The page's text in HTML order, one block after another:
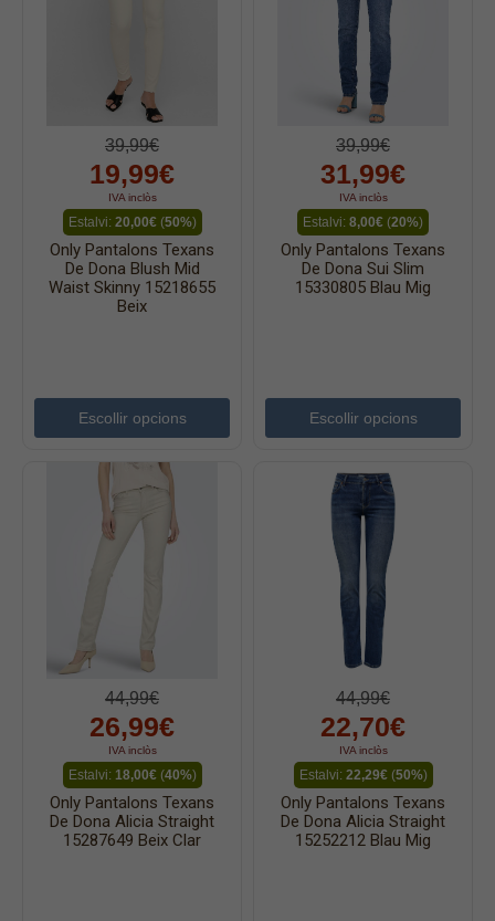
39,99€
19,99€
IVA inclòs
Estalvi: 20,00€(50%)
Only Pantalons Texans
De Dona Blush Mid
Waist Skinny 15218655
Beix
Escollir opcions
39,99€
31,99€
IVA inclòs
Estalvi: 8,00€ (20%)
Only Pantalons Texans
De Dona Sui Slim
15330805 Blau Mig
Escollir opcions
44,99€
26,99€
IVA inclòs
Estalvi: 18,00€(40%)
Only Pantalons Texans
De Dona Alicia Straight
15287649 Beix Clar
44,99€
22,70€
IVA inclòs
Estalvi: 22,29€(50%)
Only Pantalons Texans
De Dona Alicia Straight
15252212 Blau Mig